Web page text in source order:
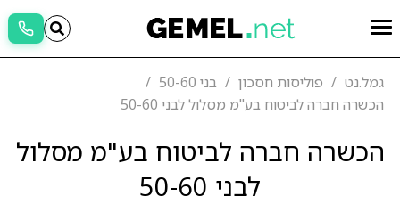
גמל.נט פוליסות חסכון
בני 50-60
הכשרה חברה לביטוח בע"מ מסלול לבני 50-60
הכשרה חברה לביטוח בע"מ מסלול
לבני 50-60